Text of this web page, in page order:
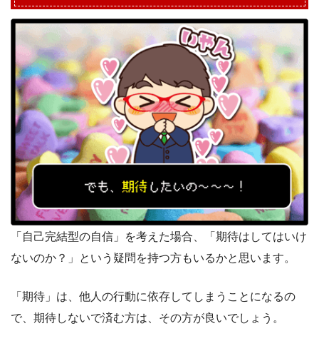
「自己完結型の自信」を考えた場合、「期待はしてはいけ
ないのか？」という疑問を持つ方もいるかと思います。
「期待」は、他人の行動に依存してしまうことになるの
で、期待しないで済む方は、その方が良いでしょう。